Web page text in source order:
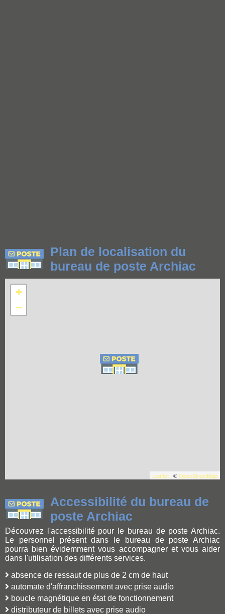
Plan de localisation du
bureau de poste Archiac
+
−
Leaflet | ©OpenStreetMap
Accessibilité du bureau de
poste Archiac
Découvrez l'accessibilité pour le bureau de poste Archiac.
Le personnel présent dans le bureau de poste Archiac
pourra bien évidemment vous accompagner et vous aider
dans l'utilisation des différents services.
absence de ressaut de plus de 2 cm de haut
automate d'affranchissement avec prise audio
boucle magnétique en état de fonctionnement
distributeur de billets avec prise audio